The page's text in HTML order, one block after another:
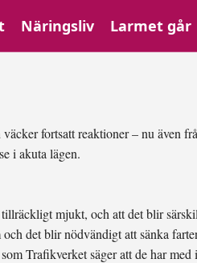
Näringsliv Larmet går
fortsatt reaktioner – nu även
i akuta lägen.
mjukt, och att det blir
det blir nödvändigt att sänka
Trafikverket säger att de har